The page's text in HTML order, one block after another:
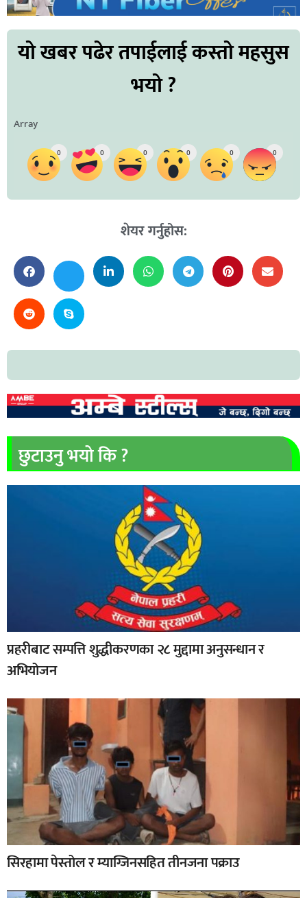
यो खबर पढेर तपाईलाई कस्तो महसुस
भयो ?
Array
0 0 0 0 0 0
शेयर गर्नुहोस:
छुटाउनु भयो कि ?
प्रहरीबाट सम्पत्ति शुद्धीकरणका २८ मुद्दामा अनुसन्धान र
अभियोजन
सिरहामा पेस्तोल र म्याग्जिनसहित तीनजना पक्राउ